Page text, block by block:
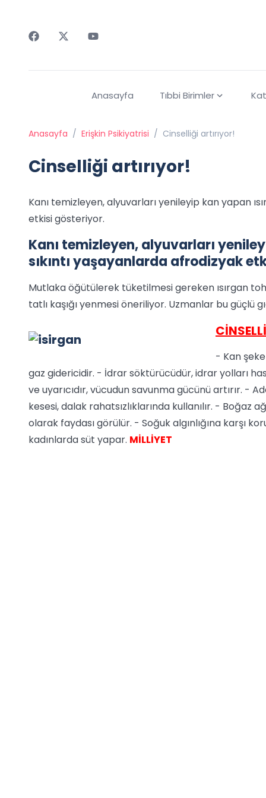
Anasayfa Tıbbi Birimler
Anasayfa / Erişkin Psikiyatrisi / Cinselliği artırıyor!
Cinselliği artırıyor!
Kanı temizleyen, alyuvarları yenileyip kan yapan
etkisi gösteriyor.
Kanı temizleyen, alyuvarları
sıkıntı yaşayanlarda afrodizyak
Mutlaka öğütülerek tüketilmesi gereken ısırgan
tatlı kaşığı yenmesi öneriliyor. Uzmanlar bu güçlü
- Kan
gaz gidericidir. - İdrar söktürücüdür, idrar yolları
ve uyarıcıdır, vücudun savunma gücünü artırır. -
kesesi, dalak rahatsızlıklarında kullanılır. -
olarak faydası görülür. - Soğuk algınlığına karşı
kadınlarda süt yapar. MİLLİYET